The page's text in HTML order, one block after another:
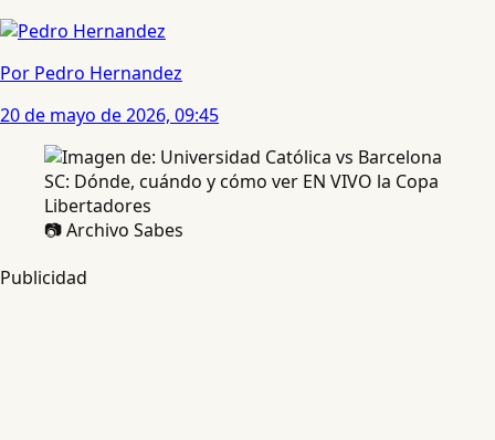
Por Pedro Hernandez
20 de mayo de 2026, 09:45
📷 Archivo Sabes
Publicidad